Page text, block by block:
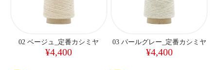
02 ベージュ_定番カシミヤ
¥4,400
03 パールグレー_定番カシミヤ
¥4,400